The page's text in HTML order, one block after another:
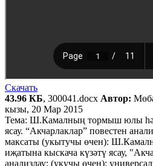
Скачать
43.96 КБ, 300041.docx Автор:
кызы, 20 Мар 2015
Тема: Ш.Камалның тормыш юлы
ясау. “Акчарлаклар” повестен
максаты (укытучы өчен):
иҗатына кыскача күзәтү ясау,
анализлау; (укучы өчен):